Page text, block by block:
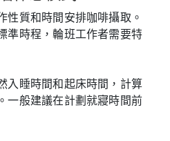
性質和時間安排咖啡攝取。
準時程，輪班工作者需要特
入睡時間和起床時間，計算
一般建議在計劃就寢時間前